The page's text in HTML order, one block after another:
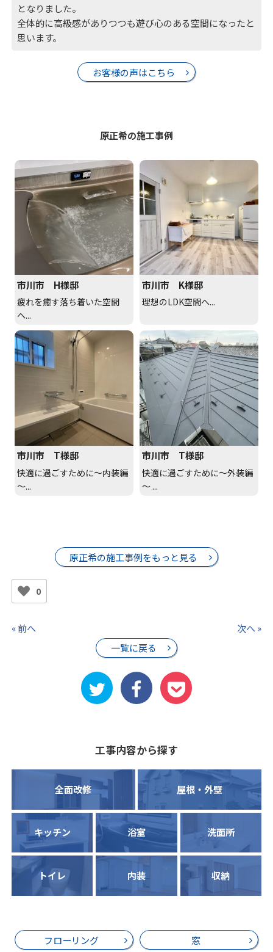
となりました。
全体的に高級感がありつつも遊び心のある空間になったと
思います。
お客様の声はこちら
原正希の施工事例
市川市 H様邸
疲れを癒す落ち着いた空間
へ...
市川市 K様邸
理想のLDK空間へ...
市川市 T様邸
快適に過ごすために～内装編
～...
市川市 T様邸
快適に過ごすために～外装編
～ ...
原正希の施工事例をもっと見る
0
« 前へ
一覧に戻る
次へ »
工事内容から探す
全面改修 屋根・外壁
キッチン 浴室 洗面所
トイレ 内装 収納
フローリング
窓